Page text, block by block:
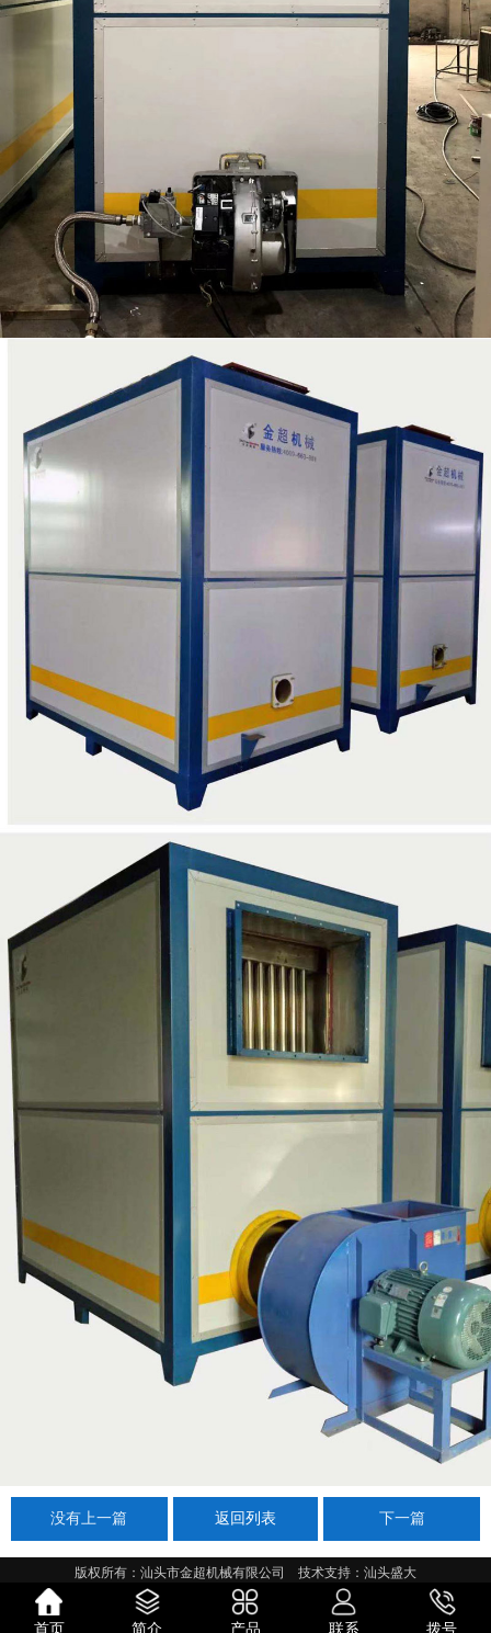
没有上一篇 返回列表 下一篇
首页 简介 产品 联系 拨号
版权所有：汕头市金超机械有限公司 技术支持：汕头盛大